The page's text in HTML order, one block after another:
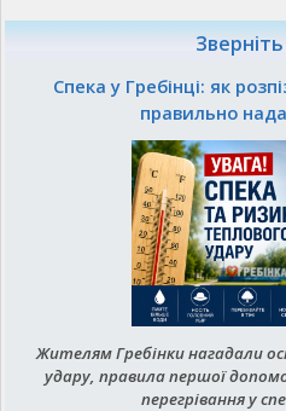
Спека у Гребінці: як
правильно
Жителям Гребінки нагадали
удару, правила першої
перегрівання у